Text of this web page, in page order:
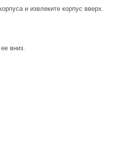
и извлеките корпус вверх.
вниз.